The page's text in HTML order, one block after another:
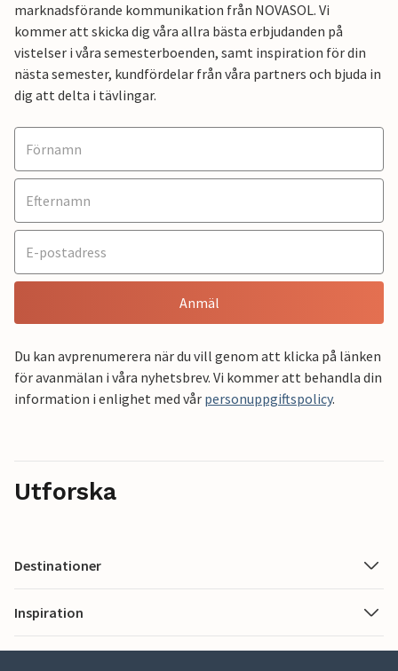
marknadsförande kommunikation från NOVASOL. Vi
kommer att skicka dig våra allra bästa erbjudanden på
vistelser i våra semesterboenden, samt inspiration för din
nästa semester, kundfördelar från våra partners och bjuda in
dig att delta i tävlingar.
Anmäl
Du kan avprenumerera när du vill genom att klicka på länken
för avanmälan i våra nyhetsbrev. Vi kommer att behandla din
information i enlighet med vår personuppgiftspolicy.
Utforska
Destinationer
Inspiration